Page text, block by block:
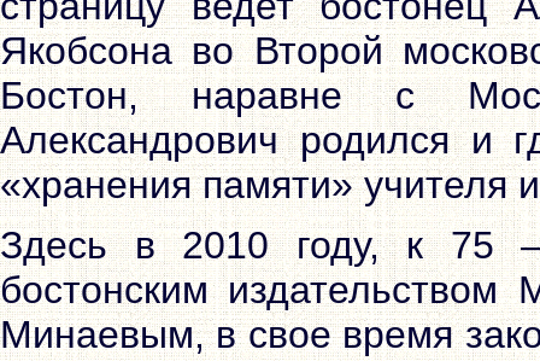
Якобсона во Второй
Бостон, наравне с
Александрович родился и
«хранения памяти» учителя
Здесь в 2010 году, к 75
бостонским
Минаевым, в свое время